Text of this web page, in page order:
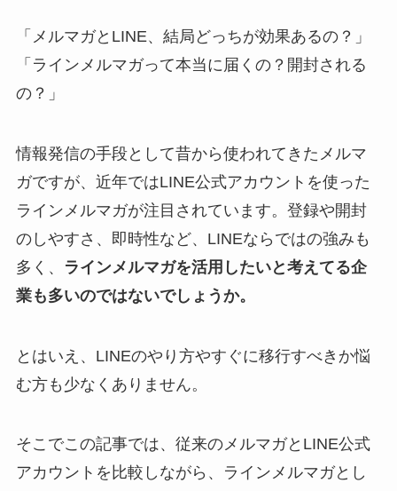
「メルマガとLINE、結局どっちが効果あるの？」
「ラインメルマガって本当に届くの？開封される
の？」
情報発信の手段として昔から使われてきたメルマ
ガですが、近年ではLINE公式アカウントを使った
ラインメルマガが注目されています。登録や開封
のしやすさ、即時性など、LINEならではの強みも
多く、
ラインメルマガを活用したいと考えてる企
業も多いのではないでしょうか。
とはいえ、LINEのやり方やすぐに移行すべきか悩
む方も少なくありません。
そこでこの記事では、従来のメルマガとLINE公式
アカウントを比較しながら、ラインメルマガとし